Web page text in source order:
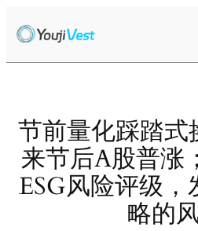
至
节前量化踩踏式
来节后A股普涨
ESG风险评级
略的